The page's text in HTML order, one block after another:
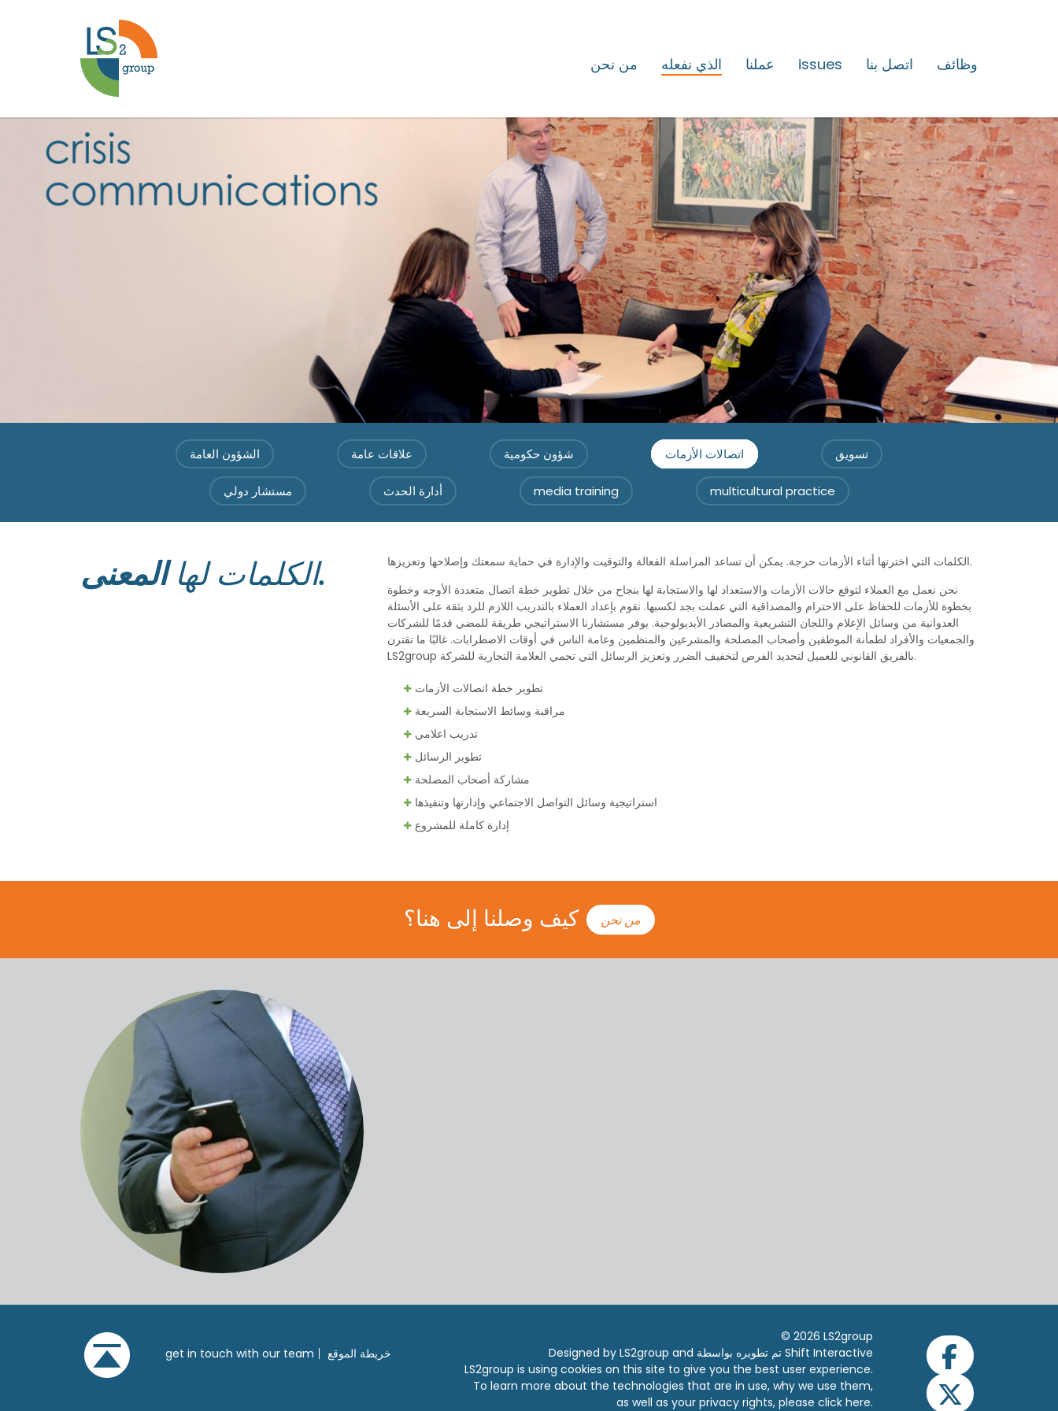
من نحن الذي نفعله عملنا issues اتصل بنا وظائف
اتصالات
الأزمات
الشؤون العامة علاقات عامة شؤون حكومية اتصالات الأزمات تسويق
مستشار دولي أدارة الحدث media training multicultural practice
الكلمات لهاالمعنى.
الكلمات التي اخترتها أثناء الأزمات حرجة. يمكن أن تساعد المراسلة الفعالة والتوقيت والإدارة في حماية سمعتك وإصلاحها وتعزيزها.
نحن نعمل مع العملاء لتوقع حالات الأزمات والاستعداد لها والاستجابة لها بنجاح من خلال تطوير خطة اتصال متعددة الأوجه وخطوة
بخطوة للأزمات للحفاظ على الاحترام والمصداقية التي عملت بجد لكسبها. نقوم بإعداد العملاء بالتدريب اللازم للرد بثقة على الأسئلة
العدوانية من وسائل الإعلام واللجان التشريعية والمصادر الأيديولوجية. يوفر مستشارنا الاستراتيجي طريقة للمضي قدمًا للشركات
والجمعيات والأفراد لطمأنة الموظفين وأصحاب المصلحة والمشرعين والمنظمين وعامة الناس في أوقات الاضطرابات. غالبًا ما تقترن
LS2group بالفريق القانوني للعميل لتحديد الفرص لتخفيف الضرر وتعزيز الرسائل التي تحمي العلامة التجارية للشركة.
تطوير خطة اتصالات الأزمات
مراقبة وسائط الاستجابة السريعة
تدريب اعلامي
تطوير الرسائل
مشاركة أصحاب المصلحة
استراتيجية وسائل التواصل الاجتماعي وإدارتها وتنفيذها
إدارة كاملة للمشروع
كيف وصلنا إلى هنا؟ من نحن
get in touch with our team خريطة الموقع
© 2026 LS2group
Designed by LS2group and
تم تطويره بواسطة Shift Interactive
LS2group is using cookies on this site to give you the best user experience.
To learn more about the technologies that are in use, why we use them,
as well as your privacy rights, please click here.